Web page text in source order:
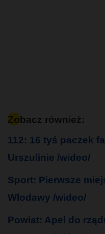
Zobacz również:
112: 16 tyś paczek
Urszulinie /wideo/
Sport: Pierwsze
Włodawy /wideo/
Powiat: Apel do